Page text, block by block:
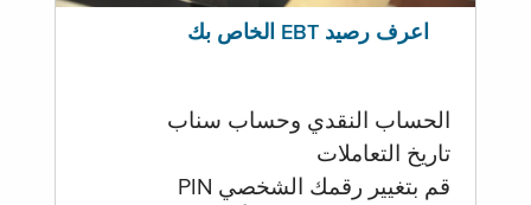
اعرف رصيد EBT الخاص بك
الحساب النقدي وحساب سناب
تاريخ التعاملات
قم بتغيير رقمك الشخصي PIN